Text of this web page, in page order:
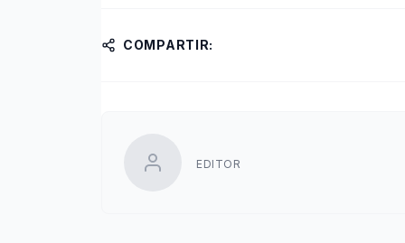
COMPARTIR:
EDITOR